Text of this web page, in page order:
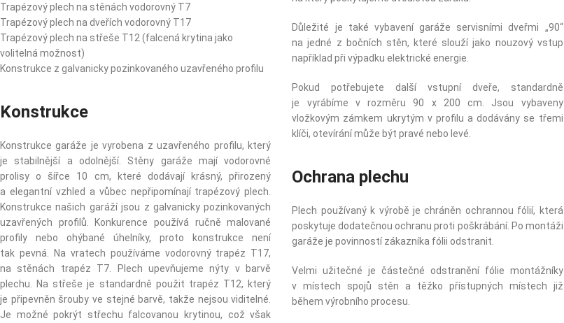
Trapézový plech na stěnách vodorovný T7
Trapézový plech na dveřích vodorovný T17
Trapézový plech na střeše T12 (falcená krytina jako
volitelná možnost)
Konstrukce z galvanicky pozinkovaného uzavřeného profilu
Konstrukce
Konstrukce garáže je vyrobena z uzavřeného profilu, který
je stabilnější a odolnější. Stěny garáže mají vodorovné
prolisy o šířce 10 cm, které dodávají krásný, přirozený
a elegantní vzhled a vůbec nepřipomínají trapézový plech.
Konstrukce našich garáží jsou z galvanicky pozinkovaných
uzavřených profilů. Konkurence používá ručně malované
profily nebo ohýbané úhelníky, proto konstrukce není
tak pevná. Na vratech používáme vodorovný trapéz T17,
na stěnách trapéz T7. Plech upevňujeme nýty v barvě
plechu. Na střeše je standardně použit trapéz T12, který
je připevněn šrouby ve stejné barvě, takže nejsou viditelné.
Je možné pokrýt střechu falcovanou krytinou, což však
Důležité je také vybavení garáže servisními dveřmi „90“
na jedné z bočních stěn, které slouží jako nouzový vstup
například při výpadku elektrické energie.
Pokud potřebujete další vstupní dveře, standardně
je vyrábíme v rozměru 90 x 200 cm. Jsou vybaveny
vložkovým zámkem ukrytým v profilu a dodávány se třemi
klíči, otevírání může být pravé nebo levé.
Ochrana plechu
Plech používaný k výrobě je chráněn ochrannou fólií, která
poskytuje dodatečnou ochranu proti poškrábání. Po montáži
garáže je povinností zákazníka fólii odstranit.
Velmi užitečné je částečné odstranění fólie montážníky
v místech spojů stěn a těžko přístupných místech již
během výrobního procesu.